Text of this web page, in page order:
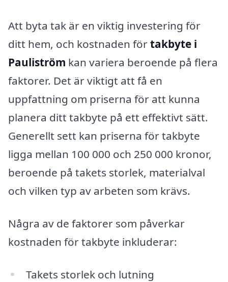
Att byta tak är en viktig investering för
ditt hem, och kostnaden förtakbyte i
Pauliström kan variera beroende på flera
faktorer. Det är viktigt att få en
uppfattning om priserna för att kunna
planera ditt takbyte på ett effektivt sätt.
Generellt sett kan priserna för takbyte
ligga mellan 100 000 och 250 000 kronor,
beroende på takets storlek, materialval
och vilken typ av arbeten som krävs.
Några av de faktorer som påverkar
kostnaden för takbyte inkluderar:
Takets storlek och lutning